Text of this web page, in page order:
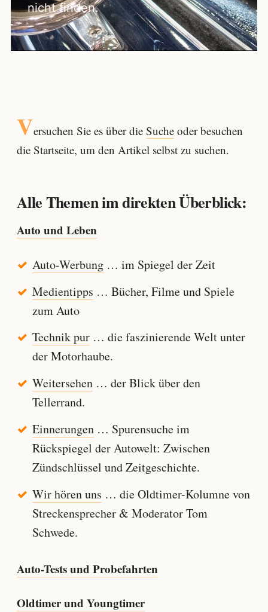
nicht finden.
Versuchen Sie es über die Sucheoder besuchen
die Startseite, um den Artikel selbst zu suchen.
Alle Themen im direkten Überblick:
Auto und Leben
Auto-Werbung… im Spiegel der Zeit
Medientipps … Bücher, Filme und Spiele
zum Auto
Technik pur… die faszinierende Welt unter
der Motorhaube.
Weitersehen… der Blick über den
Tellerrand.
Einnerungen… Spurensuche im
Rückspiegel der Autowelt: Zwischen
Zündschlüssel und Zeitgeschichte.
Wir hören uns … die Oldtimer-Kolumne von
Streckensprecher & Moderator Tom
Schwede.
Auto-Tests und Probefahrten
Oldtimer und Youngtimer